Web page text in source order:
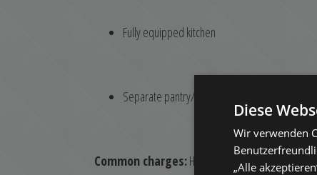
Fully equipped kitchen
Separate pantry/storage room
Common charges:HUF 28,000 per month, with
Diese
Wir verwenden
„Alle